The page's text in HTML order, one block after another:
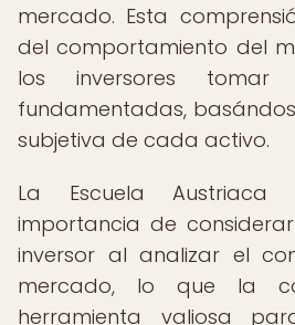
mercado. Esta
del comportamiento del
los inversores tomar
fundamentadas,
subjetiva de cada activo.
La Escuela
importancia de
inversor al analizar el
mercado, lo que la
herramienta valiosa